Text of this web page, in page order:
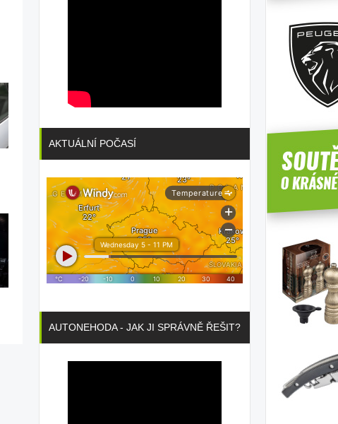
AKTUÁLNÍ POČASÍ
AUTONEHODA - JAK JI SPRÁVNĚ ŘEŠIT?